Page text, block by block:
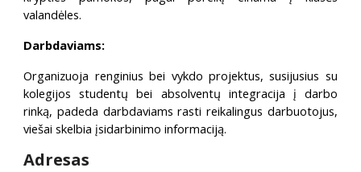
valandėles.
Darbdaviams:
Organizuoja renginius bei vykdo projektus, susijusius su
kolegijos studentų bei absolventų integracija į darbo
rinką, padeda darbdaviams rasti reikalingus darbuotojus,
viešai skelbia įsidarbinimo informaciją.
Adresas